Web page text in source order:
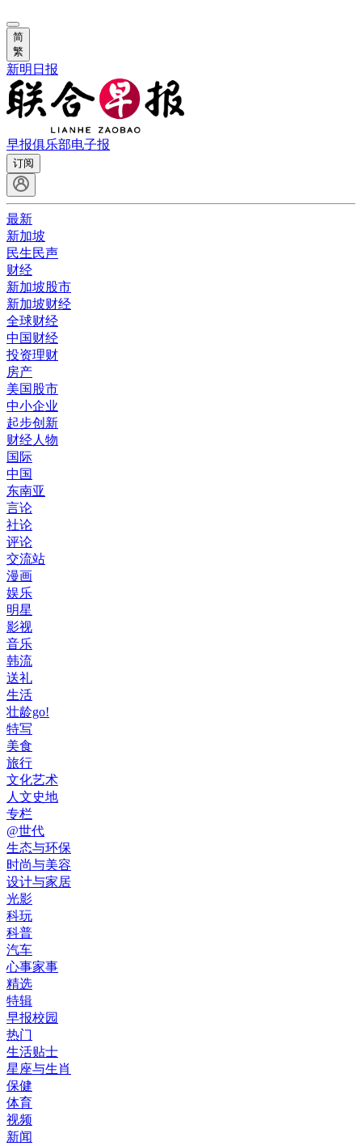
简
繁
新明日报
早报俱乐部电子报
订阅
最新
新加坡
民生民声
财经
新加坡股市
新加坡财经
全球财经
中国财经
投资理财
房产
美国股市
中小企业
起步创新
财经人物
国际
中国
东南亚
言论
社论
评论
交流站
漫画
娱乐
明星
影视
音乐
韩流
送礼
生活
壮龄go!
特写
美食
旅行
文化艺术
人文史地
专栏
@世代
生态与环保
时尚与美容
设计与家居
光影
科玩
科普
汽车
心事家事
精选
特辑
早报校园
热门
生活贴士
星座与生肖
保健
体育
视频
新闻